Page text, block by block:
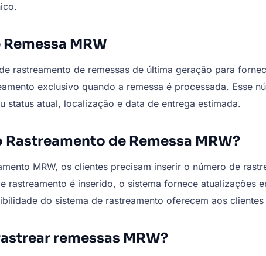
MRW
rastreamento de remessas de última geração para
exclusivo quando a remessa é processada. Esse
status atual, localização e data de entrega estimada.
de Remessa MRW?
MRW, os clientes precisam inserir o número de
rastreamento é inserido, o sistema fornece
do sistema de rastreamento oferecem aos
remessas MRW?